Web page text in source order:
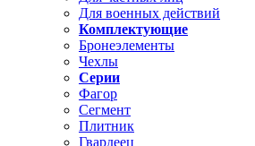
Для военных действий
Комплектующие
Бронеэлементы
Чехлы
Серии
Фагор
Сегмент
Плитник
Гвардеец